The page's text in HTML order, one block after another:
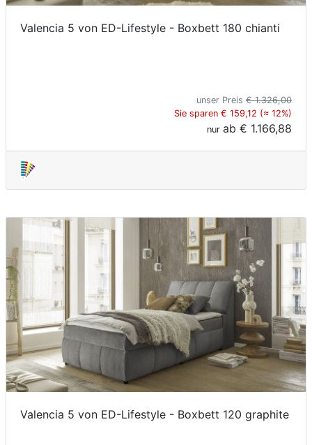
Valencia 5 von ED-Lifestyle - Boxbett 180 chianti
unser Preis € 1.326,00
Sie sparen € 159,12 (≈ 12%)
nur ab € 1.166,88
Valencia 5 von ED-Lifestyle - Boxbett 120 graphite